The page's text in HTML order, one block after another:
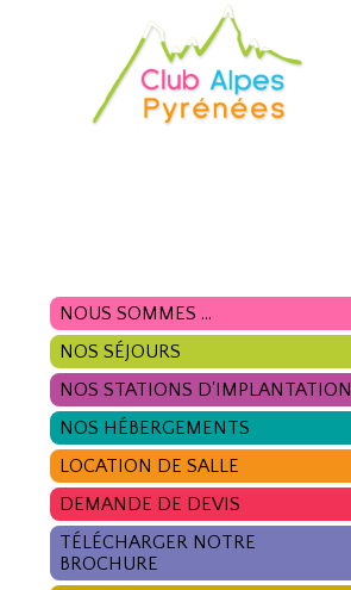
NOUS SOMMES ...
NOS SÉJOURS
NOS STATIONS D'IMPLANTATION
NOS HÉBERGEMENTS
LOCATION DE SALLE
DEMANDE DE DEVIS
TÉLÉCHARGER NOTRE
BROCHURE